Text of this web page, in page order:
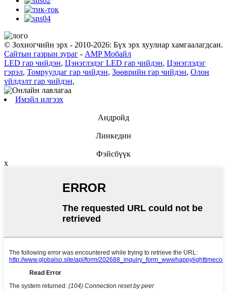
© Зохиогчийн эрх - 2010-2026: Бүх эрх хуулиар хамгаалагдсан.
Сайтын газрын зураг - AMP Мобайл
LED гар чийдэн, Цэнэглэдэг LED гар чийдэн, Цэнэглэдэг
гэрэл, Томруулдаг гар чийдэн, Зөөврийн гар чийдэн, Олон
үйлдэлт гар чийдэн,
Имэйл илгээх
Андройд
Линкедин
Фэйсбүүк
x